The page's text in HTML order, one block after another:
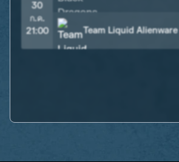
30
ก.ค.
21:00
Team Liquid Alienware